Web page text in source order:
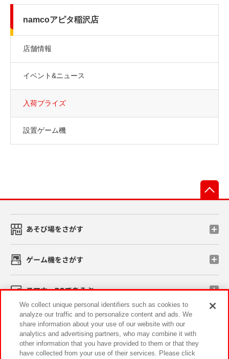
namcoアピタ稲沢店
店舗情報
イベント&ニュース
入荷プライズ
設置ゲーム機
あそび場をさがす
ゲーム機をさがす
スマホ・PCであそぶ
イベント・キャンペーン
We collect unique personal identifiers such as cookies to
analyze our traffic and to personalize content and ads. We
share information about your use of our website with our
analytics and advertising partners, who may combine it with
other information that you have provided to them or that they
have collected from your use of their services. Please click